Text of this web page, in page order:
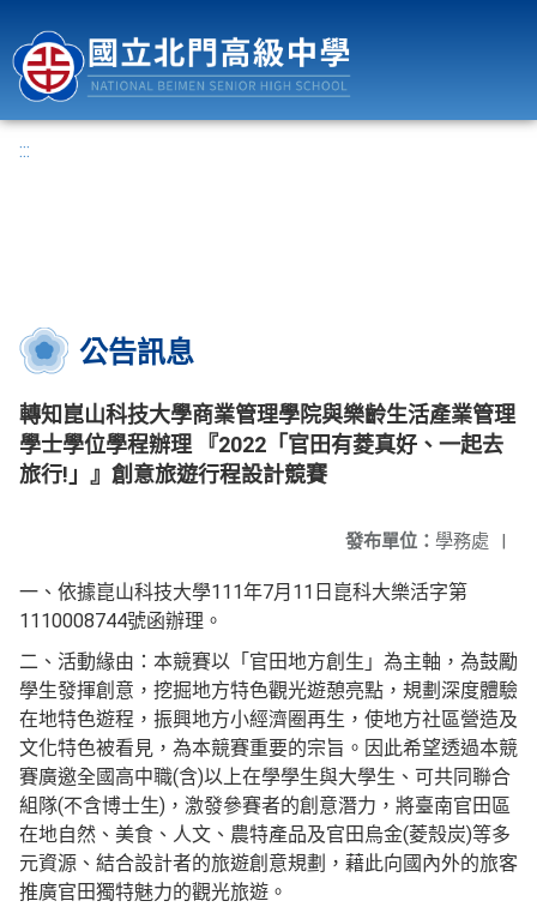
:::
公告訊息
轉知崑山科技大學商業管理學院與樂齡生活產業管理
學士學位學程辦理 『2022「官田有菱真好、一起去
旅行!」』創意旅遊行程設計競賽
發布單位： 學務處 |
一、依據崑山科技大學111年7月11日崑科大樂活字第
1110008744號函辦理。
二、活動緣由：本競賽以「官田地方創生」為主軸，為鼓勵
學生發揮創意，挖掘地方特色觀光遊憩亮點，規劃深度體驗
在地特色遊程，振興地方小經濟圈再生，使地方社區營造及
文化特色被看見，為本競賽重要的宗旨。因此希望透過本競
賽廣邀全國高中職(含)以上在學學生與大學生、可共同聯合
組隊(不含博士生)，激發參賽者的創意潛力，將臺南官田區
在地自然、美食、人文、農特產品及官田烏金(菱殼炭)等多
元資源、結合設計者的旅遊創意規劃，藉此向國內外的旅客
推廣官田獨特魅力的觀光旅遊。